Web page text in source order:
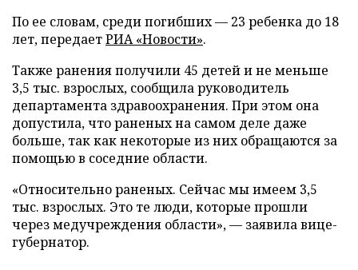
По ее словам, среди погибших — 23 ребенка до 18
лет, передаетРИА «Новости».
Также ранения получили 45 детей и не меньше
3,5 тыс. взрослых, сообщила руководитель
департамента здравоохранения. При этом она
допустила, что раненых на самом деле даже
больше, так как некоторые из них обращаются за
помощью в соседние области.
«Относительно раненых. Сейчас мы имеем 3,5
тыс. взрослых. Это те люди, которые прошли
через медучреждения области», — заявила вице-
губернатор.